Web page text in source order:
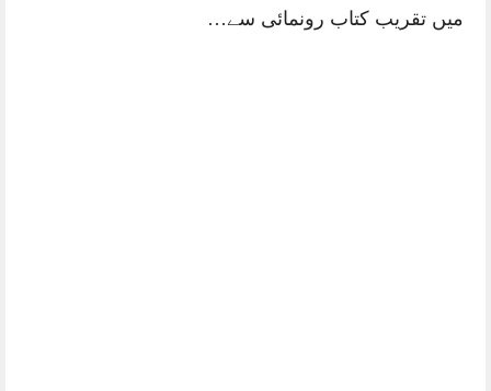
میں تقریب کتاب رونمائی سے…